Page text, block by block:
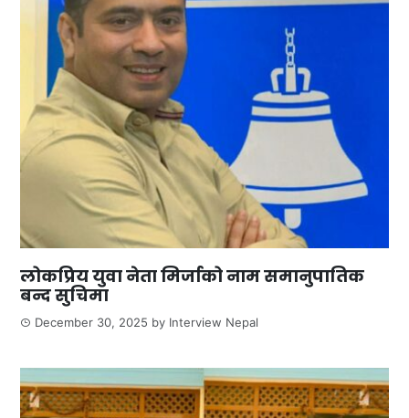
लोकप्रिय युवा नेता मिर्जाको नाम समानुपातिक
बन्द सुचिमा
December 30, 2025 by Interview Nepal